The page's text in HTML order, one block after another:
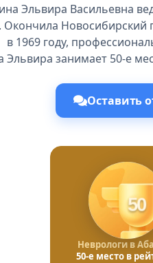
Эльвира Васильевна
Окончила Новосибирский
в 1969 году,
Эльвира занимает 50-е
Оставить
50
Неврологи в
50-е место в